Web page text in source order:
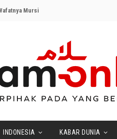
Mursi
INDONESIA KABAR DUNIA